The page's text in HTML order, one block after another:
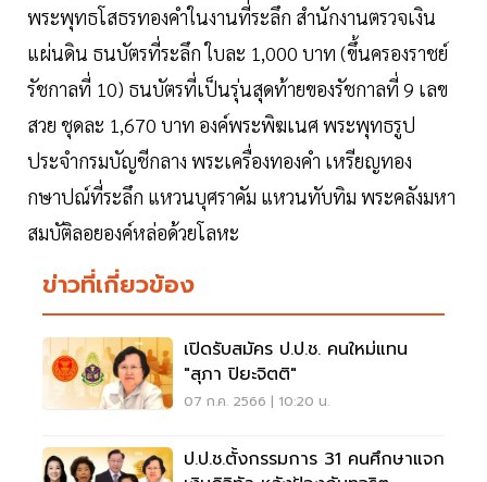
พระพุทธโสธรทองคำในงานที่ระลึก สำนักงานตรวจเงิน
แผ่นดิน ธนบัตรที่ระลึก ใบละ 1,000 บาท (ขึ้นครองราชย์
รัชกาลที่ 10) ธนบัตรที่เป็นรุ่นสุดท้ายของรัชกาลที่ 9 เลข
สวย ชุดละ 1,670 บาท องค์พระพิฆเนศ พระพุทธรูป
ประจำกรมบัญชีกลาง พระเครื่องทองคำ เหรียญทอง
กษาปณ์ที่ระลึก แหวนบุศราคัม แหวนทับทิม พระคลังมหา
สมบัติลอยองค์หล่อด้วยโลหะ
ข่าวที่เกี่ยวข้อง
เปิดรับสมัคร ป.ป.ช. คนใหม่แทน
"สุภา ปิยะจิตติ"
07 ก.ค. 2566 | 10:20 น.
ป.ป.ช.ตั้งกรรมการ 31 คนศึกษาแจก